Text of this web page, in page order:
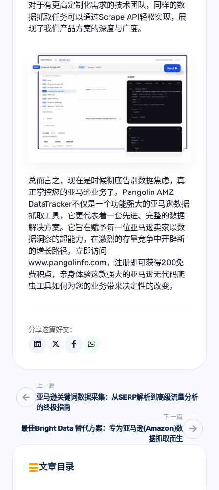
对于有更高定制化需求的技术团队，同样的数
据抓取任务可以通过Scrape API轻松实现，展
现了我们产品方案的深度与广度。
总而言之，现在是时候彻底告别数据焦虑，真
正掌控您的亚马逊业务了。 Pangolin AMZ
DataTracker不仅是一个功能强大的亚马逊数据
抓取工具，它更代表着一套先进、完整的数据
解决方案。它旨在赋予每一位亚马逊卖家以数
据洞察的超能力，在激烈的存量竞争中开辟新
的增长路径。立即访问
www.pangolinfo.com ，注册即可获得200免
费积点，亲身体验这款强大的亚马逊无代码爬
虫工具如何为您的业务带来决定性的改变。
分享这篇好文：
上一篇
亚马逊关键词数据采集：从SERP解析到高级流量分析
的终极指南
下一篇
最佳Bright Data 替代方案：专为亚马逊(Amazon)数
据抓取而生
文章目录